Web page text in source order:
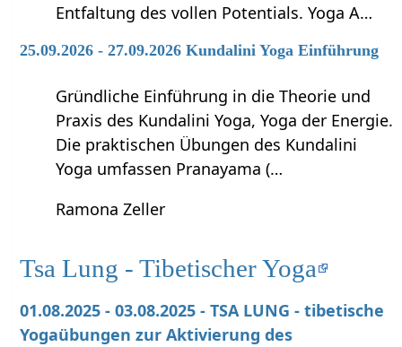
Entfaltung des vollen Potentials. Yoga A…
25.09.2026 - 27.09.2026 Kundalini Yoga Einführung
Gründliche Einführung in die Theorie und
Praxis des Kundalini Yoga, Yoga der Energie.
Die praktischen Übungen des Kundalini
Yoga umfassen Pranayama (…
Ramona Zeller
Tsa Lung - Tibetischer Yoga
01.08.2025 - 03.08.2025 - TSA LUNG - tibetische
Yogaübungen zur Aktivierung des